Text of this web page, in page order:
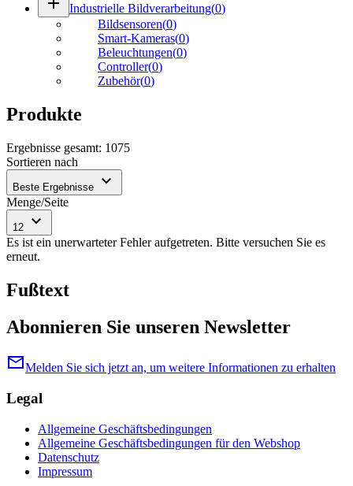
Industrielle Bildverarbeitung(0)
Bildsensoren(0)
Smart-Kameras(0)
Beleuchtungen(0)
Controller(0)
Zubehör(0)
Produkte
Ergebnisse gesamt: 1075
Sortieren nach
Beste Ergebnisse expand_more
Menge/Seite
12 expand_more
Es ist ein unerwarteter Fehler aufgetreten. Bitte versuchen Sie es
erneut.
Fußtext
Abonnieren Sie unseren Newsletter
mailMelden Sie sich jetzt an, um weitere Informationen zu erhalten
Legal
Allgemeine Geschäftsbedingungen
Allgemeine Geschäftsbedingungen für den Webshop
Datenschutz
Impressum